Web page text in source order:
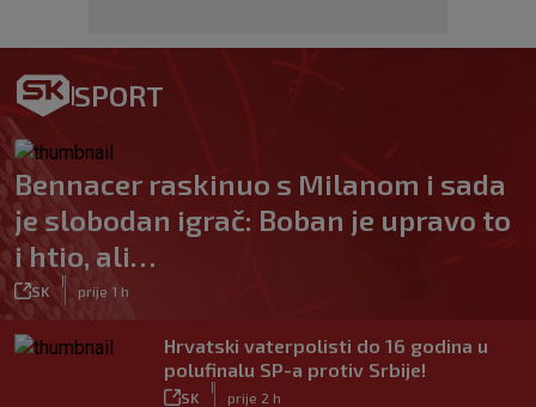
SPORT
Bennacer raskinuo s Milanom i sada
je slobodan igrač: Boban je upravo to
i htio, ali…
SK prije 1 h
Hrvatski vaterpolisti do 16 godina u
polufinalu SP-a protiv Srbije!
SK prije 2 h